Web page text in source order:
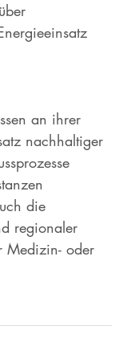
an ihrer
nachhaltiger
die
regionaler
Medizin- oder